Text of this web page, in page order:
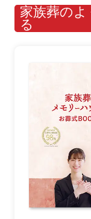
家族葬のよ
る